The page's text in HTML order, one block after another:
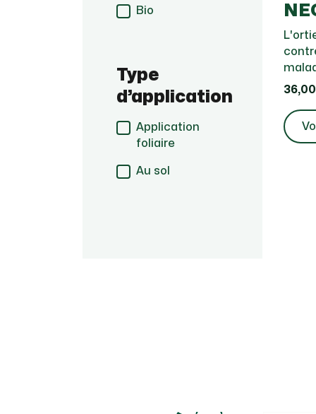
Bio
Type
d’application
Application
foliaire
Au sol